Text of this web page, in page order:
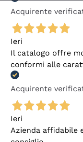
Acquirente
Ieri
Il catalogo offre
conformi alle
Acquirente
Ieri
Azienda affidabile